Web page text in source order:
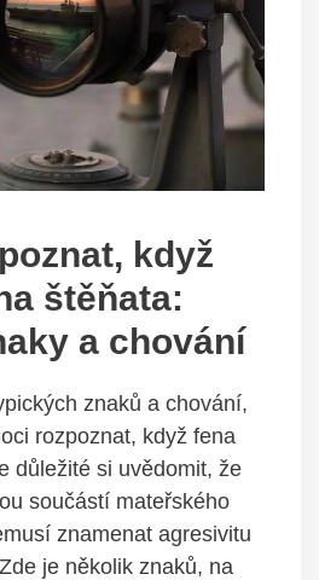
když
štěňata:
a⁤ chování
znaků a chování,‌
‍rozpoznat, když fena
‌důležité⁢ si uvědomit, že​
součástí mateřského
‍znamenat agresivitu​
je několik znaků, na